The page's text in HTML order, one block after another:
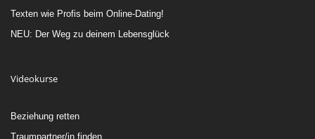
Texten wie Profis beim Online-Dating!
NEU: Der Weg zu deinem Lebensglück
Videokurse
Beziehung retten
Traumpartner/in finden